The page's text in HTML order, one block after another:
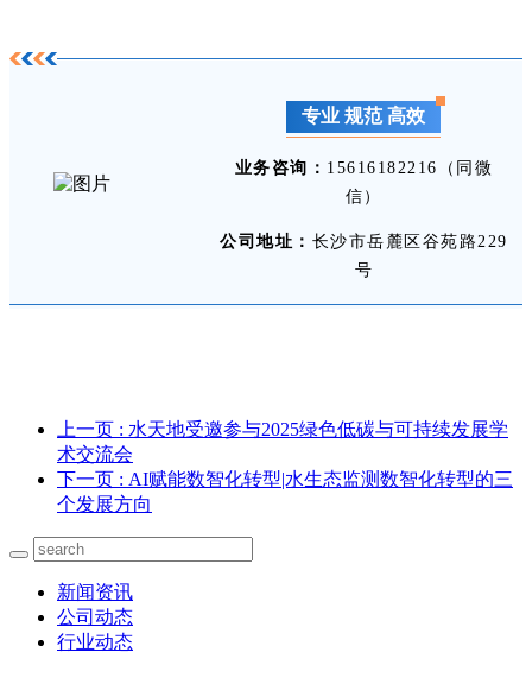
专业 规范 高效
业务咨询： 15616182216（同微
信）
公司地址： 长沙市岳麓区谷苑路229
号
上一页 : 水天地受邀参与2025绿色低碳与可持续发展学
术交流会
下一页 : AI赋能数智化转型|水生态监测数智化转型的三
个发展方向
新闻资讯
公司动态
行业动态